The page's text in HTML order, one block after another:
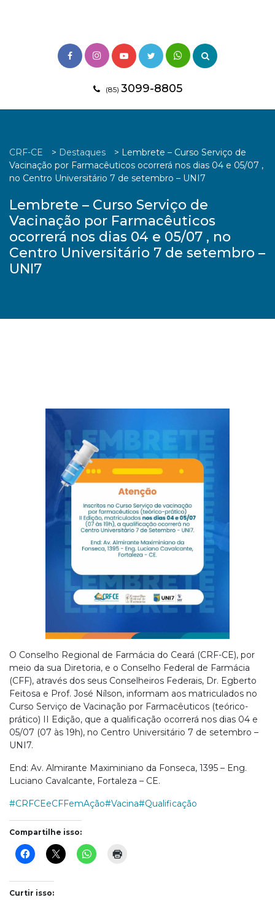
(85) 3099-8805
CRF-CE > Destaques > Lembrete – Curso Serviço de
Vacinação por Farmacêuticos ocorrerá nos dias 04 e 05/07 ,
no Centro Universitário 7 de setembro – UNI7
Lembrete – Curso Serviço de
Vacinação por Farmacêuticos
ocorrerá nos dias 04 e 05/07 , no
Centro Universitário 7 de setembro –
UNI7
O Conselho Regional de Farmácia do Ceará (CRF-CE), por
meio da sua Diretoria, e o Conselho Federal de Farmácia
(CFF), através dos seus Conselheiros Federais, Dr. Egberto
Feitosa e Prof. José Nílson, informam aos matriculados no
Curso Serviço de Vacinação por Farmacêuticos (teórico-
prático) II Edição, que a qualificação ocorrerá nos dias 04 e
05/07 (07 às 19h), no Centro Universitário 7 de setembro –
UNI7.
End: Av. Almirante Maximiniano da Fonseca, 1395 – Eng.
Luciano Cavalcante, Fortaleza – CE.
#CRFCEeCFFemAção#Vacina#Qualificação
Compartilhe isso:
Curtir isso: